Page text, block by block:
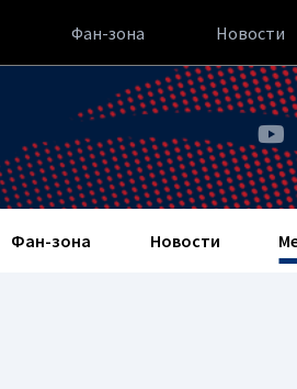
Фан-зона Новости
Фан-зона Новости